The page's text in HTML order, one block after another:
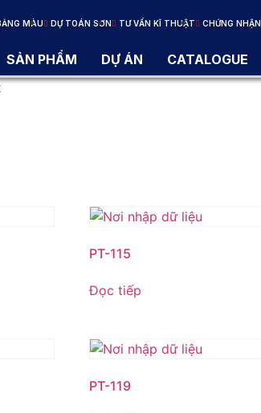
MÀU DỰ TOÁN SƠN TƯ VẤN KĨ THUẬT CHỨNG NHẬN
SẢN PHẨM DỰ ÁN CATALOGUE
PT-115
Đọc tiếp
PT-119